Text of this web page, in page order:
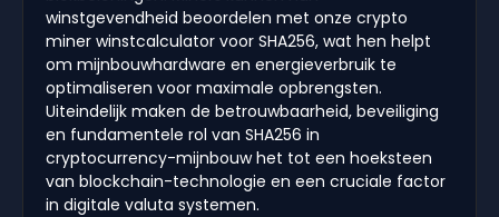
winstgevendheid beoordelen met onze crypto
miner winstcalculator voor SHA256, wat hen helpt
om mijnbouwhardware en energieverbruik te
optimaliseren voor maximale opbrengsten.
Uiteindelijk maken de betrouwbaarheid, beveiliging
en fundamentele rol van SHA256 in
cryptocurrency-mijnbouw het tot een hoeksteen
van blockchain-technologie en een cruciale factor
in digitale valuta systemen.